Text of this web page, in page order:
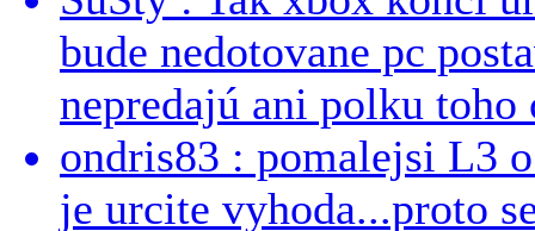
bude nedotovane pc
nepredajú ani polku toho
ondris83 : pomalejsi L3
je urcite vyhoda...proto